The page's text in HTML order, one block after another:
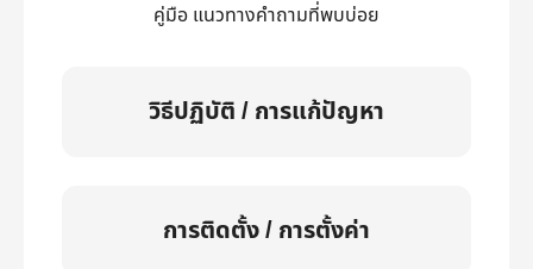
คู่มือ แนวทางคำถามที่พบบ่อย
วิธีปฏิบัติ / การแก้ปัญหา
การติดตั้ง / การตั้งค่า